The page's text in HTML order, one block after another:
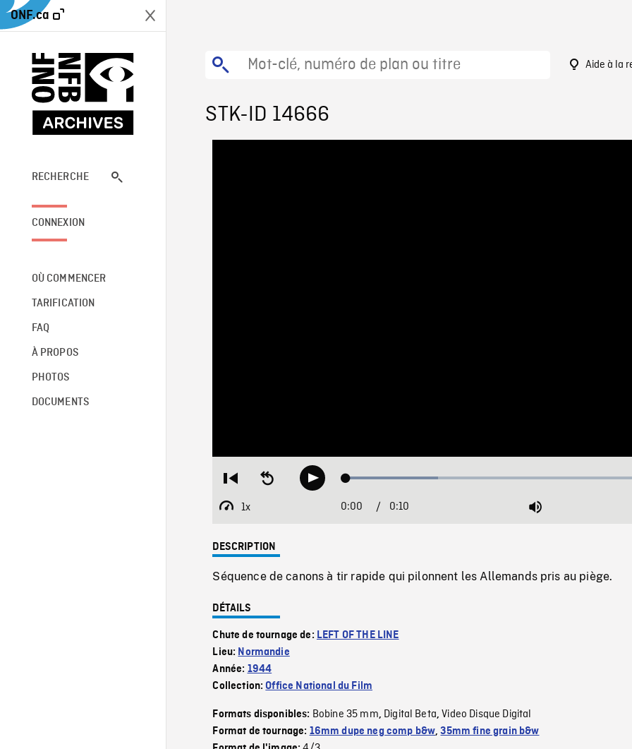
ONF.ca
RECHERCHE
CONNEXION
OÙ COMMENCER
TARIFICATION
FAQ
À PROPOS
PHOTOS
DOCUMENTS
Aide à la
STK-ID 14666
Restart
beginning
Seek
backwardPlay Loaded:
1x
Playback
Current
0:00 / 0:10 Mute
DESCRIPTION
Séquence de canons à tir rapide qui pilonnent les Allemands pris au piège.
DÉTAILS
Chute de tournage de: LEFT OF THE LINE
Lieu: Normandie
Année: 1944
Collection:Office National du Film
Formats disponibles: Bobine 35 mm, Digital Beta,Video Disque Digital
Format de tournage: 16mm dupe neg comp b&w,35mm fine grain b&w